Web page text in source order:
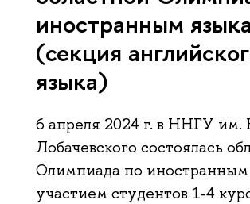
иностранным
(секция
языка)
6 апреля 2024 г. в ННГУ им.
Лобачевского состоялась
Олимпиада по иностранным
участием студентов 1-4